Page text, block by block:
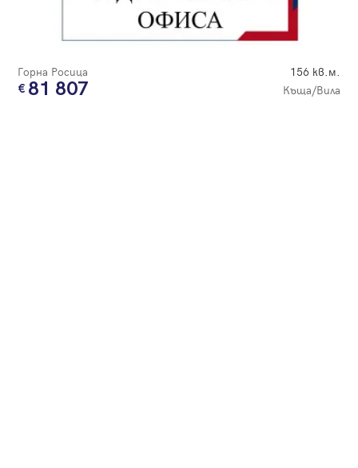
Горна Росица 156 кв.м.
81 807 Къща/Вила